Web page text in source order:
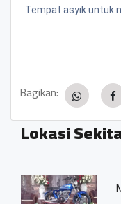
Tempat asyik untuk
Bagikan:
Lokasi